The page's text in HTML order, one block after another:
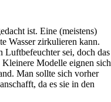
ist. Eine (meistens)
Wasser zirkulieren kann.
Luftbefeuchter sei, doch das
Kleinere Modelle eignen sich
Man sollte sich vorher
da es sie in den